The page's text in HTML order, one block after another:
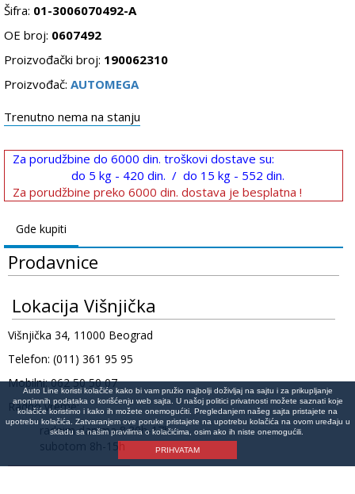
Šifra: 01-3006070492-A
OE broj: 0607492
Proizvođački broj: 190062310
Proizvođač: AUTOMEGA
Trenutno nema na stanju
Za porudžbine do 6000 din. troškovi dostave su:
do 5 kg - 420 din. / do 15 kg - 552 din.
Za porudžbine preko 6000 din. dostava je besplatna !
Gde kupiti
Prodavnice
Lokacija Višnjička
Višnjička 34, 11000 Beograd
Telefon: (011) 361 95 95
Mobilni: 062 50 50 07
Radno vreme:
radnim danima 8:30h-17h
subotom 8h-15h
Auto Line koristi kolačiće kako bi vam pružio najbolji doživljaj na sajtu i za prikupljanje
anonimnih podataka o korišćenju web sajta. U našoj politici privatnosti možete saznati koje
kolačiće koristimo i kako ih možete onemogućiti. Pregledanjem našeg sajta pristajete na
upotrebu kolačića. Zatvaranjem ove poruke pristajete na upotrebu kolačića na ovom uređaju u
skladu sa našim pravilima o kolačićima, osim ako ih niste onemogućili.
PRIHVATAM